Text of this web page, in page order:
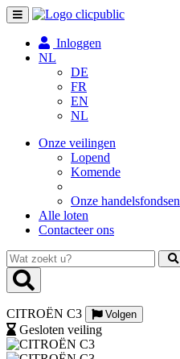
Toggle
navigation
Inloggen
NL
DE
FR
EN
NL
Onze veilingen
Lopend
Komende
Onze handelsfondsen
Alle loten
Contacteer ons
Wat
zoekt
u?
CITROËN C3 Volgen
Gesloten veiling